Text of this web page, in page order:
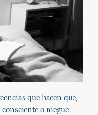
que hacen que,
consciente o niegue